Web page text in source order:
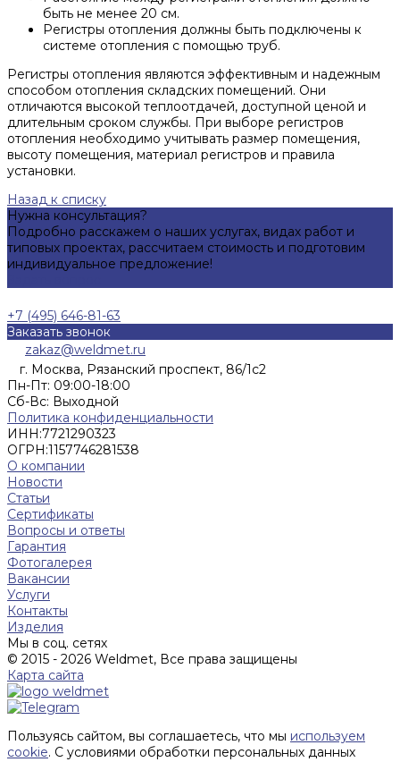
быть не менее 20 см.
Регистры отопления должны быть подключены к
системе отопления с помощью труб.
Регистры отопления являются эффективным и надежным
способом отопления складских помещений. Они
отличаются высокой теплоотдачей, доступной ценой и
длительным сроком службы. При выборе регистров
отопления необходимо учитывать размер помещения,
высоту помещения, материал регистров и правила
установки.
Назад к списку
Нужна консультация?
Подробно расскажем о наших услугах, видах работ и
типовых проектах, рассчитаем стоимость и подготовим
индивидуальное предложение!
+7 (495) 646-81-63
Заказать звонок
zakaz@weldmet.ru
г. Москва, Рязанский проспект, 86/1с2
Пн-Пт: 09:00-18:00
Cб-Вс: Выходной
Политика конфиденциальности
ИНН:7721290323
ОГРН:1157746281538
О компании
Новости
Статьи
Сертификаты
Вопросы и ответы
Гарантия
Фотогалерея
Вакансии
Услуги
Контакты
Изделия
Мы в соц. сетях
© 2015 - 2026 Weldmet, Все права защищены
Карта сайта
Пользуясь сайтом, вы соглашаетесь, что мы используем
cookie. С условиями обработки персональных данных